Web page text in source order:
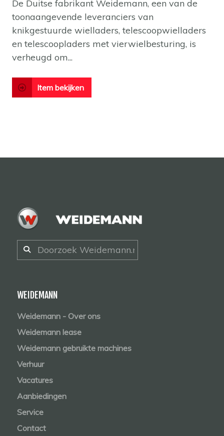
De Duitse fabrikant Weidemann, een van de
toonaangevende leveranciers van
knikgestuurde wielladers, telescoopwielladers
en telescoopladers met vierwielbesturing, is
verheugd om...
Item bekijken
WEIDEMANN
Weidemann - Over ons
Weidemann lease
Weidemann gebruikte machines
Verhuur
Vacatures
Aanbiedingen
Service
Contact